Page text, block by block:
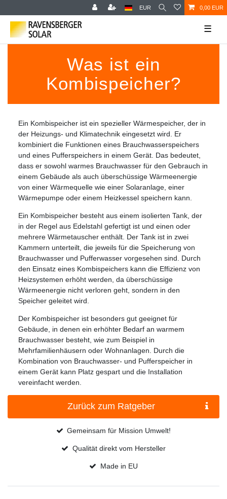
EUR 0,00 EUR
☰
Was ist ein
Kombispeicher?
Ein Kombispeicher ist ein spezieller Wärmespeicher, der in
der Heizungs- und Klimatechnik eingesetzt wird. Er
kombiniert die Funktionen eines Brauchwasserspeichers
und eines Pufferspeichers in einem Gerät. Das bedeutet,
dass er sowohl warmes Brauchwasser für den Gebrauch in
einem Gebäude als auch überschüssige Wärmeenergie
von einer Wärmequelle wie einer Solaranlage, einer
Wärmepumpe oder einem Heizkessel speichern kann.
Ein Kombispeicher besteht aus einem isolierten Tank, der
in der Regel aus Edelstahl gefertigt ist und einen oder
mehrere Wärmetauscher enthält. Der Tank ist in zwei
Kammern unterteilt, die jeweils für die Speicherung von
Brauchwasser und Pufferwasser vorgesehen sind. Durch
den Einsatz eines Kombispeichers kann die Effizienz von
Heizsystemen erhöht werden, da überschüssige
Wärmeenergie nicht verloren geht, sondern in den
Speicher geleitet wird.
Der Kombispeicher ist besonders gut geeignet für
Gebäude, in denen ein erhöhter Bedarf an warmem
Brauchwasser besteht, wie zum Beispiel in
Mehrfamilienhäusern oder Wohnanlagen. Durch die
Kombination von Brauchwasser- und Pufferspeicher in
einem Gerät kann Platz gespart und die Installation
vereinfacht werden.
Zurück zum Ratgeber
Gemeinsam für Mission Umwelt!
Qualität direkt vom Hersteller
Made in EU